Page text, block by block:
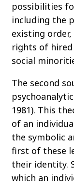
possibilities
including the
existing
rights of
social
The second
1981). This
of an
the symbolic
first of these
their identity.
which an